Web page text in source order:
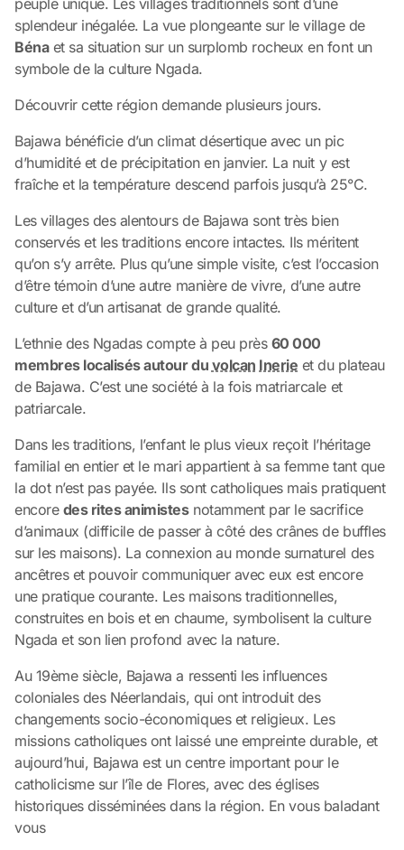
splendeur inégalée. La vue plongeante sur le village de
Bénaet sa situation sur un surplomb rocheux en font un
symbole de la culture Ngada.
Découvrir cette région demande plusieurs jours.
Bajawa bénéficie d’un climat désertique avec un pic
d’humidité et de précipitation en janvier. La nuit y est
fraîche et la température descend parfois jusqu’à 25°C.
Les villages des alentours de Bajawa sont très bien
conservés et les traditions encore intactes. Ils méritent
qu’on s’y arrête. Plus qu’une simple visite, c’est l’occasion
d’être témoin d’une autre manière de vivre, d’une autre
culture et d’un artisanat de grande qualité.
L’ethnie des Ngadas compte à peu près 60 000
membres localisés autour du volcan Inerie et du plateau
de Bajawa. C’est une société à la fois matriarcale et
patriarcale.
Dans les traditions, l’enfant le plus vieux reçoit l’héritage
familial en entier et le mari appartient à sa femme tant que
la dot n’est pas payée. Ils sont catholiques mais pratiquent
encore des rites animistesnotamment par le sacrifice
d’animaux (difficile de passer à côté des crânes de buffles
sur les maisons). La connexion au monde surnaturel des
ancêtres et pouvoir communiquer avec eux est encore
une pratique courante. Les maisons traditionnelles,
construites en bois et en chaume, symbolisent la culture
Ngada et son lien profond avec la nature.
Au 19ème siècle, Bajawa a ressenti les influences
coloniales des Néerlandais, qui ont introduit des
changements socio-économiques et religieux. Les
missions catholiques ont laissé une empreinte durable, et
aujourd’hui, Bajawa est un centre important pour le
catholicisme sur l’île de Flores, avec des églises
historiques disséminées dans la région. En vous baladant
vous